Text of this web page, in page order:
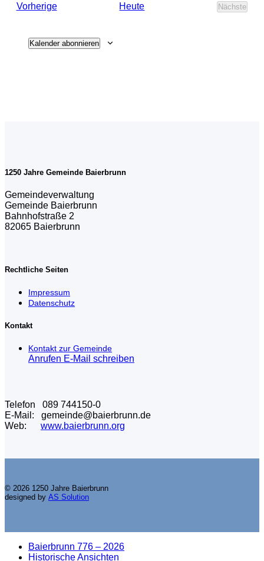
VorherigeVeranstaltungenHeute
Nächste
Kalender abonnieren
1250 Jahre Gemeinde Baierbrunn
Gemeindeverwaltung
Gemeinde Baierbrunn
Bahnhofstraße 2
82065 Baierbrunn
Rechtliche Seiten
Impressum
Datenschutz
Kontakt
Kontakt zur Gemeinde
Anrufen E-Mail schreiben
Telefon 089 744150-0
E-Mail: gemeinde@baierbrunn.de
Web: www.baierbrunn.org
© 2026 1250 Jahre Baierbrunn
designed by AS Solution
Baierbrunn 776 – 2026
Historische Ansichten